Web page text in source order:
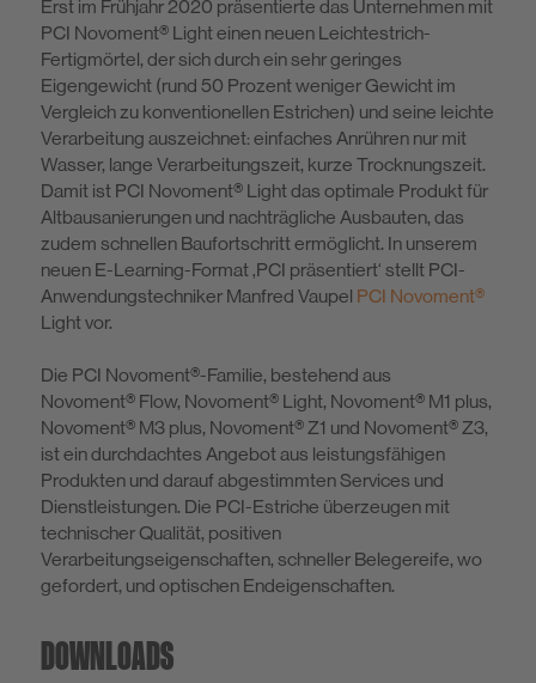
Erst im Frühjahr 2020 präsentierte das Unternehmen mit
PCI Novoment® Light einen neuen Leichtestrich-
Fertigmörtel, der sich durch ein sehr geringes
Eigengewicht (rund 50 Prozent weniger Gewicht im
Vergleich zu konventio­nellen Estrichen) und seine leichte
Verarbeitung auszeichnet: einfaches An­rühren nur mit
Wasser, lange Verarbeitungszeit, kurze Trocknungszeit.
Damit ist PCI Novoment® Light das optimale Produkt für
Altbausanierungen und nachträgliche Ausbauten, das
zudem schnellen Baufortschritt ermöglicht. In unserem
neuen E-Learning-Format ‚PCI präsentiert‘ stellt PCI-
Anwendungs­techniker Manfred Vaupel PCI Novoment®
Light vor.
Die PCI Novoment®-Familie, bestehend aus
Novoment® Flow, Novoment® Light, Novoment® M1 plus,
Novoment® M3 plus, Novoment® Z1 und Novo­ment® Z3,
ist ein durchdachtes Angebot aus leistungsfähigen
Produkten und darauf abgestimmten Services und
Dienstleistungen. Die PCI-Estriche über­zeugen mit
technischer Qualität, positiven
Verarbeitungseigenschaften, schneller Belegereife, wo
gefordert, und optischen Endeigenschaften.
DOWNLOADS